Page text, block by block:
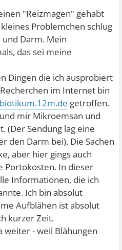
"Reizmagen" gehabt
Problemchen schlug
Darm. Mein
das sei meine
Dingen die ich ausprobiert
im Internet bin
getroffen.
mir Mikroemsan und
(Der Sendung lag eine
den Darm bei). Die Sachen
aber hier gings auch
Portokosten. In dieser
Informationen, die ich
Ich bin absolut
Aufblähen ist absolut
kurzer Zeit.
weiter - weil Blähungen